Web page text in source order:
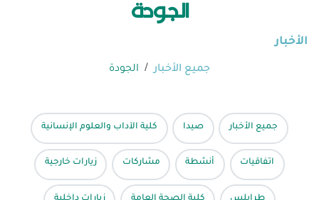
الجودة
الأخبار
جميع الأخبار الجودة
جميع الأخبار صيدا كلية الآداب والعلوم الإنسانية
اتفاقيات أنشطة مشاركات زيارات خارجية
طرابلس كلية الصحة العامة زيارات داخلية